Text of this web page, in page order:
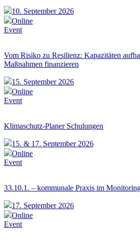
10. September 2026
Online
Event
Vom Risiko zu Resilienz: Kapazitäten
Maßnahmen finanzieren
15. September 2026
Online
Event
Klimaschutz-Planer Schulungen
15. & 17. September 2026
Online
Event
33.10.1. – kommunale Praxis im
17. September 2026
Online
Event